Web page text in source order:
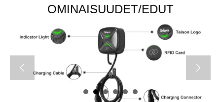
OMINAISUUDET/EDUT
 